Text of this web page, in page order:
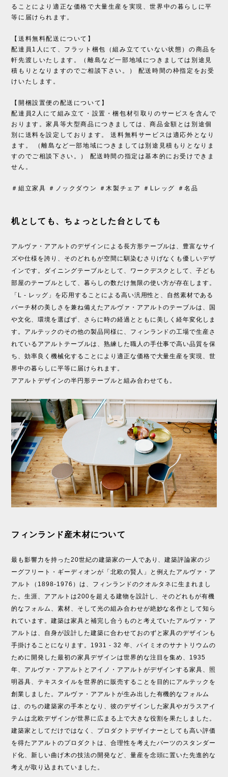
ることにより適正な価格で大量生産を実現、世界中の暮らしに平
等に届けられます。
【送料無料配送について】
配達員1人にて、フラット梱包（組み立てていない状態）の商品を
軒先渡しいたします。（離島など一部地域につきましては別途見
積もりとなりますのでご相談下さい。） 配送時間の枠指定をお受
けいたします。
【開梱設置便の配送について】
配達員2人にて組み立て・設置・梱包材引取りのサービスを含んで
おります。家具等大型商品につきましては、商品金額とは別途個
別に送料を設定しております。 送料無料サービスは適応外となり
ます。 （離島など一部地域につきましては別途見積もりとなりま
すのでご相談下さい。） 配送時間の指定は基本的にお受けできま
せん。
＃組立家具 ＃ノックダウン ＃木製チェア ＃Lレッグ ＃名品
机としても、ちょっとした台としても
アルヴァ・アアルトのデザインによる長方形テーブルは、豊富なサイ
ズや仕様を誇り、そのどれもが空間に馴染むさりげなくも優しいデザ
インです。ダイニングテーブルとして、ワークデスクとして、子ども
部屋のテーブルとして、暮らしの数だけ無限の使い方が存在します。
「L - レッグ」を応用することによる高い汎用性と、自然素材である
バーチ材の美しさを兼ね備えたアルヴァ・アアルトのテーブルは、国
や文化、環境を選ばず、さらに時の経過とともに美しく経年変化しま
す。アルテックのその他の製品同様に、フィンランドの工場で生産さ
れているアアルトテーブルは、熟練した職人の手仕事で高い品質を保
ち、効率良く機械化することにより適正な価格で大量生産を実現、世
界中の暮らしに平等に届けられます。
アアルトデザインの半円形テーブルと組み合わせても。
フィンランド産木材について
最も影響力を持った20世紀の建築家の一人であり、建築評論家のジ
ーグフリート・ギーディオンが「北欧の賢人」と例えたアルヴァ・ア
アルト（1898-1976）は、フィンランドのクオルタネに生まれまし
た。生涯、アアルトは200を超える建物を設計し、そのどれもが有機
的なフォルム、素材、そして光の組み合わせが絶妙な名作として知ら
れています。建築は家具と補完し合うものと考えていたアルヴァ・ア
アルトは、自身が設計した建築に合わせておのずと家具のデザインも
手掛けることになります。1931 - 32 年、パイミオのサナトリウムの
ために開発した最初の家具デザインは世界的な注目を集め、1935
年、アルヴァ・アアルトとアイノ・アアルトがデザインする家具、照
明器具、テキスタイルを世界的に販売することを目的にアルテックを
創業しました。アルヴァ・アアルトが生み出した有機的なフォルム
は、のちの建築家の手本となり、彼のデザインした家具やガラスアイ
テムは北欧デザインが世界に広まる上で大きな役割を果たしました。
建築家としてだけではなく、プロダクトデザイナーとしても高い評価
を得たアアルトのプロダクトは、合理性を考えたパーツのスタンダー
ド化、新しい曲げ木の技法の開発など、量産を念頭に置いた先進的な
考えが取り込まれていました。